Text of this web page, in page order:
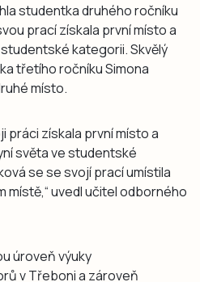
studentka druhého ročníku
prací získala první místo a
kategorii. Skvělý
třetího ročníku Simona
místo.
práci získala první místo a
světa ve studentské
se se svojí prací umístila
místě,“ uvedl učitel odborného
úroveň výuky
v Třeboni a zároveň